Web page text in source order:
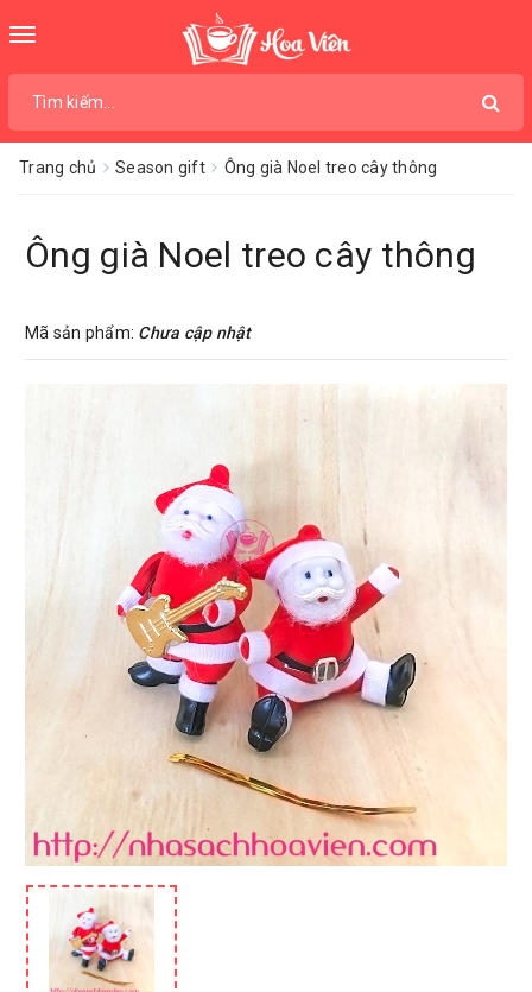
Toggle
Trang chủ Season gift Ông già Noel treo cây thông
Ông già Noel treo cây thông
Mã sản phẩm: Chưa cập nhật